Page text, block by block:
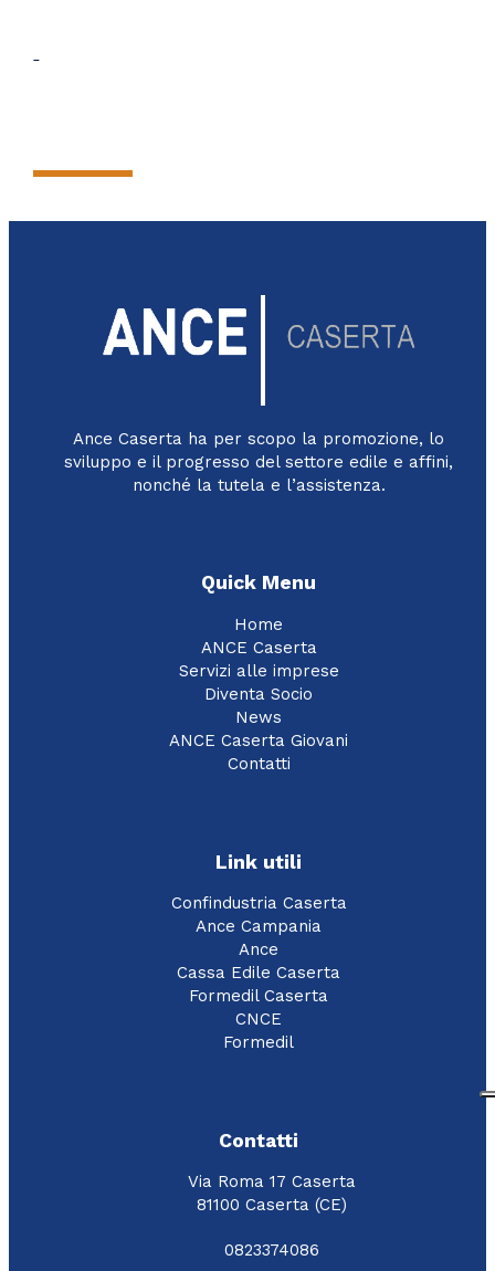
Ance Caserta ha per scopo la promozione, lo
sviluppo e il progresso del settore edile e affini,
nonché la tutela e l’assistenza.
Quick Menu
Home
ANCE Caserta
Servizi alle imprese
Diventa Socio
News
ANCE Caserta Giovani
Contatti
Link utili
Confindustria Caserta
Ance Campania
Ance
Cassa Edile Caserta
Formedil Caserta
CNCE
Formedil
Contatti
Via Roma 17 Caserta
81100 Caserta (CE)
0823374086